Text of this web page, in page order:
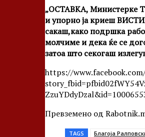
„ОСТАВКА, Министерке
и упорно ја криеш
сакаш,како подршка
молчиме и дека ќе се
затоа што секогаш
https://
Превземено од
TAGS Благоја